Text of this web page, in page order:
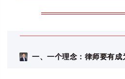
一、一个理念：律师要有成